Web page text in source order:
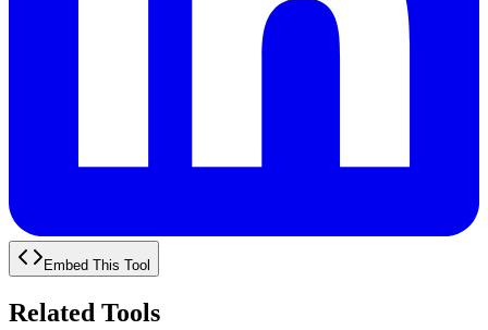
Embed This Tool
Related Tools